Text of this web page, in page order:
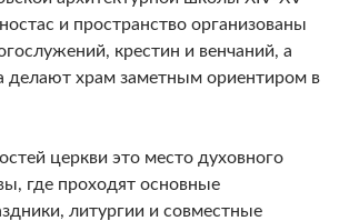
и пространство организованы
крестин и венчаний, а
делают храм заметным ориентиром в
церкви это место духовного
где проходят основные
литургии и совместные